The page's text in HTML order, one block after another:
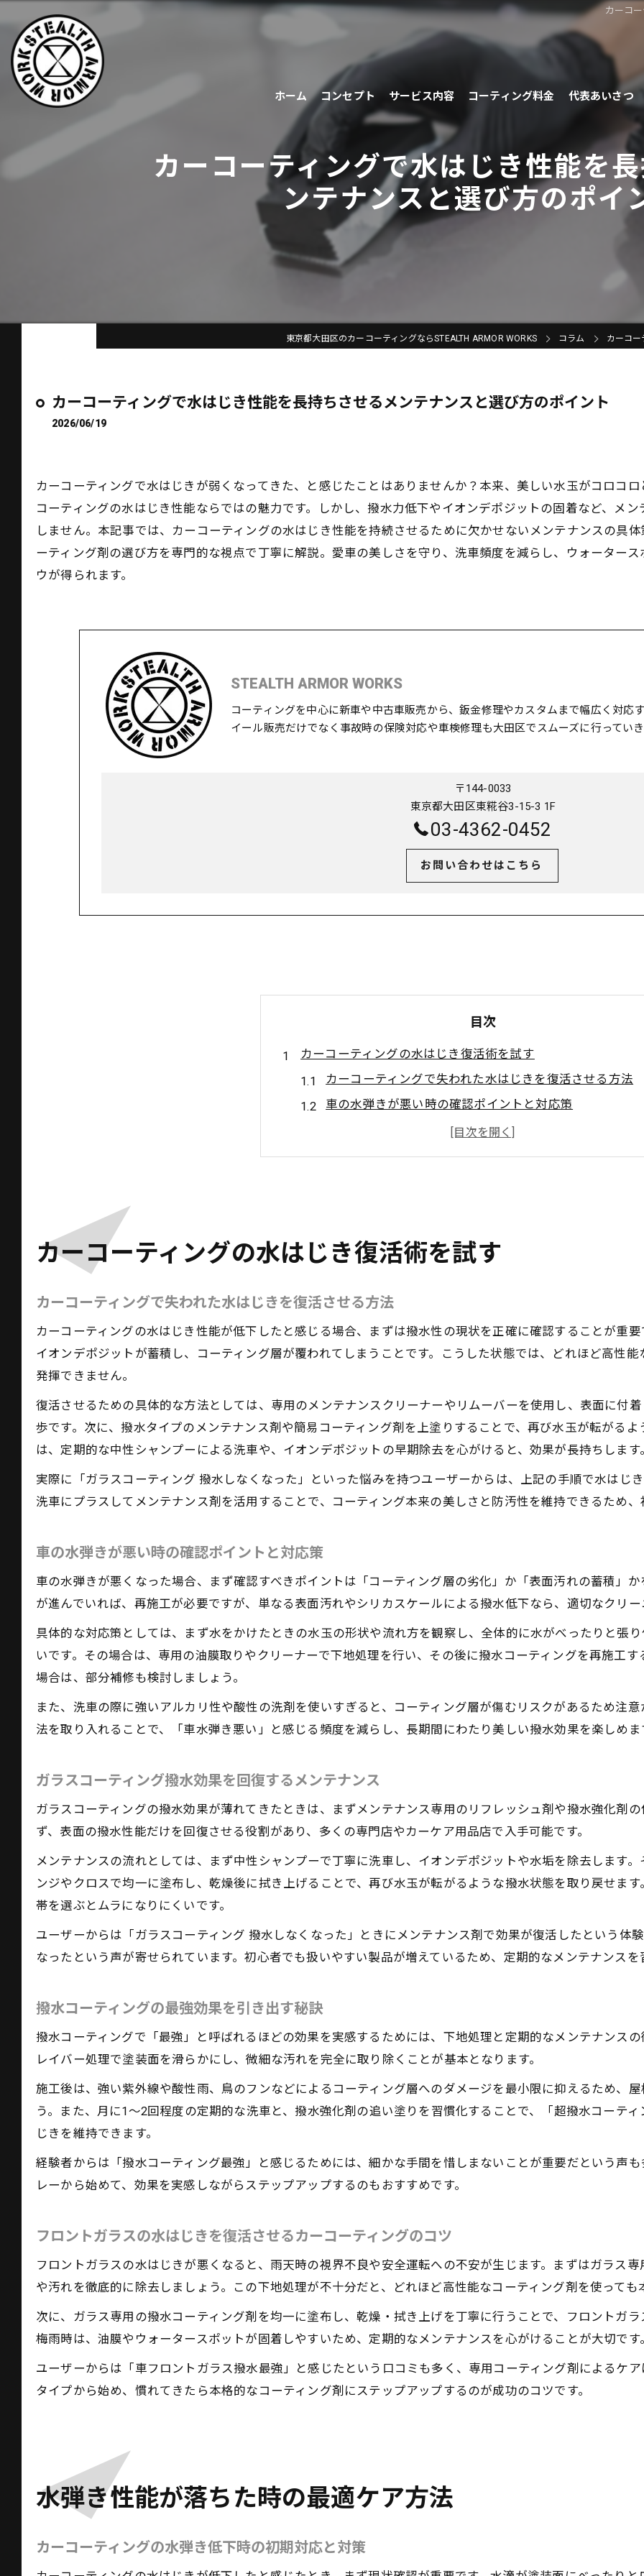
カーコ
ホーム コンセプト サービス内容 コーティング料金 代表あいさつ
カーコーティングで水はじき性能を
ンテナンスと選び方のポイ
東京都大田区のカーコーティングならSTEALTH ARMOR WORKS コラム カーコ
カーコーティングで水はじき性能を長持ちさせるメンテナンスと選び方のポイント
2026/06/19
カーコーティングで水はじきが弱くなってきた、と感じたことはありませんか？本来、美しい水玉がコロコ
コーティングの水はじき性能ならではの魅力です。しかし、撥水力低下やイオンデポジットの固着など、メ
しません。本記事では、カーコーティングの水はじき性能を持続させるために欠かせないメンテナンスの具
ーティング剤の選び方を専門的な視点で丁寧に解説。愛車の美しさを守り、洗車頻度を減らし、ウォーター
ウが得られます。
STEALTH ARMOR WORKS
コーティングを中心に新車や中古車販売から、鈑金修理やカスタムまで幅広く対応
イール販売だけでなく事故時の保険対応や車検修理も大田区でスムーズに行ってい
〒144-0033
東京都大田区東糀谷3-15-3 1F
03-4362-0452
お問い合わせはこちら
目次
カーコーティングの水はじき復活術を試す
カーコーティングで失われた水はじきを復活させる方法
車の水弾きが悪い時の確認ポイントと対応策
ガラスコーティング撥水効果を回復するメンテナンス
撥水コーティングの最強効果を引き出す秘訣
撥水性能が落ちた原因と効果的なリカバリー法
車のコーティング剥がれを防ぐメンテナンス手法
水弾き最強を目指すカーコーティングの再生方法
撥水と親水、コーティング選びの違い
水を弾くカーコーティングと親水性の違いとは
フロントガラスの撥水・親水コート選択ポイント
撥水コーティング最強説と親水コートの実力比較
カーコーティングは親水と撥水どちらが最適か
理想を叶えるカーコーティングの選び方
ボディ状況ごとのカーコーティング適合ポイント
光沢と水弾きを両立するコーティングの選び方
メンテナンス性を考慮したカーコーティング選択法
ガラスコーティングで美しさを維持する秘訣
撥水性と耐久性を兼ね備えたケアのポイント
ガラスコーティングの撥水力をキープする習慣
フロントガラスの撥水性能を高めるコーティング法
撥水力長持ちのメンテナンス完全ガイド
カーコーティング撥水力を長持ちさせる秘訣
超撥水コーティング持続のための洗車テクニック
ガラスコーティングの撥水性能を維持する方法
車のフロントガラス水弾きを長持ちさせるコツ
カーコーティングの水はじき復活術を試す
カーコーティングで失われた水はじきを復活させる方法
カーコーティングの水はじき性能が低下したと感じる場合、まずは撥水性の現状を正確に確認することが重
イオンデポジットが蓄積し、コーティング層が覆われてしまうことです。こうした状態では、どれほど高性
発揮できません。
復活させるための具体的な方法としては、専用のメンテナンスクリーナーやリムーバーを使用し、表面に付
歩です。次に、撥水タイプのメンテナンス剤や簡易コーティング剤を上塗りすることで、再び水玉が転がる
は、定期的な中性シャンプーによる洗車や、イオンデポジットの早期除去を心がけると、効果が長持ちします
実際に「ガラスコーティング 撥水しなくなった」といった悩みを持つユーザーからは、上記の手順で水はじ
洗車にプラスしてメンテナンス剤を活用することで、コーティング本来の美しさと防汚性を維持できるため
車の水弾きが悪い時の確認ポイントと対応策
車の水弾きが悪くなった場合、まず確認すべきポイントは「コーティング層の劣化」か「表面汚れの蓄積」
が進んでいれば、再施工が必要ですが、単なる表面汚れやシリカスケールによる撥水低下なら、適切なクリ
具体的な対応策としては、まず水をかけたときの水玉の形状や流れ方を観察し、全体的に水がべったりと張
いです。その場合は、専用の油膜取りやクリーナーで下地処理を行い、その後に撥水コーティングを再施工
場合は、部分補修も検討しましょう。
また、洗車の際に強いアルカリ性や酸性の洗剤を使いすぎると、コーティング層が傷むリスクがあるため注
法を取り入れることで、「車水弾き悪い」と感じる頻度を減らし、長期間にわたり美しい撥水効果を楽しめま
ガラスコーティング撥水効果を回復するメンテナンス
ガラスコーティングの撥水効果が薄れてきたときは、まずメンテナンス専用のリフレッシュ剤や撥水強化剤
ず、表面の撥水性能だけを回復させる役割があり、多くの専門店やカーケア用品店で入手可能です。
メンテナンスの流れとしては、まず中性シャンプーで丁寧に洗車し、イオンデポジットや水垢を除去します
ンジやクロスで均一に塗布し、乾燥後に拭き上げることで、再び水玉が転がるような撥水状態を取り戻せま
帯を選ぶとムラになりにくいです。
ユーザーからは「ガラスコーティング 撥水しなくなった」ときにメンテナンス剤で効果が復活したという体
なったという声が寄せられています。初心者でも扱いやすい製品が増えているため、定期的なメンテナンス
撥水コーティングの最強効果を引き出す秘訣
撥水コーティングで「最強」と呼ばれるほどの効果を実感するためには、下地処理と定期的なメンテナンス
レイバー処理で塗装面を滑らかにし、微細な汚れを完全に取り除くことが基本となります。
施工後は、強い紫外線や酸性雨、鳥のフンなどによるコーティング層へのダメージを最小限に抑えるため、
う。また、月に1～2回程度の定期的な洗車と、撥水強化剤の追い塗りを習慣化することで、「超撥水コーテ
じきを維持できます。
経験者からは「撥水コーティング最強」と感じるためには、細かな手間を惜しまないことが重要だという声
レーから始めて、効果を実感しながらステップアップするのもおすすめです。
フロントガラスの水はじきを復活させるカーコーティングのコツ
フロントガラスの水はじきが悪くなると、雨天時の視界不良や安全運転への不安が生じます。まずはガラス
や汚れを徹底的に除去しましょう。この下地処理が不十分だと、どれほど高性能なコーティング剤を使って
次に、ガラス専用の撥水コーティング剤を均一に塗布し、乾燥・拭き上げを丁寧に行うことで、フロントガ
梅雨時は、油膜やウォータースポットが固着しやすいため、定期的なメンテナンスを心がけることが大切です
ユーザーからは「車フロントガラス撥水最強」と感じたという口コミも多く、専用コーティング剤によるケ
タイプから始め、慣れてきたら本格的なコーティング剤にステップアップするのが成功のコツです。
水弾き性能が落ちた時の最適ケア方法
カーコーティングの水弾き低下時の初期対応と対策
お気軽にお問い合わせください
お気軽にお問い合わせください